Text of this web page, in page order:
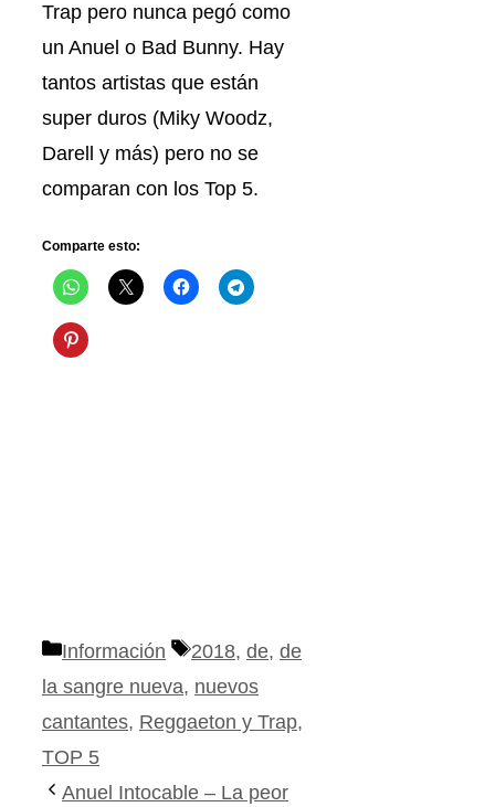
Trap pero nunca pegó como
un Anuel o Bad Bunny. Hay
tantos artistas que están
super duros (Miky Woodz,
Darell y más) pero no se
comparan con los Top 5.
Comparte esto:
Categorías
Información Etiquetas
2018, de, de
la sangre nueva, nuevos
cantantes, Reggaeton y Trap,
TOP 5
Anuel Intocable – La peor